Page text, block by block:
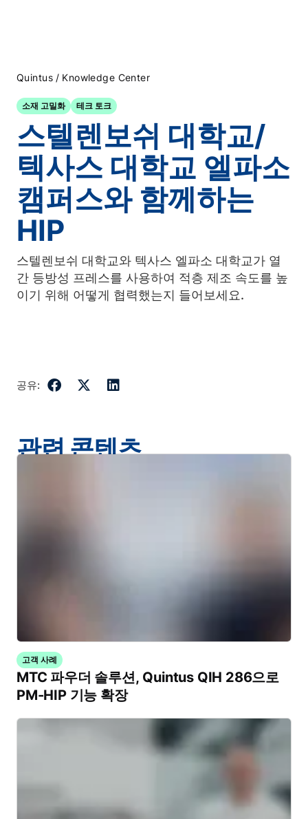
Quintus / Knowledge Center
소재 고밀화 테크 토크
스텔렌보쉬 대학교/
텍사스 대학교 엘파소
캠퍼스와 함께하는
HIP
스텔렌보쉬 대학교와 텍사스 엘파소 대학교가 열
간 등방성 프레스를 사용하여 적층 제조 속도를 높
이기 위해 어떻게 협력했는지 들어보세요.
공유:
관련 콘텐츠
고객 사례
MTC 파우더 솔루션, Quintus QIH 286으로
PM-HIP 기능 확장